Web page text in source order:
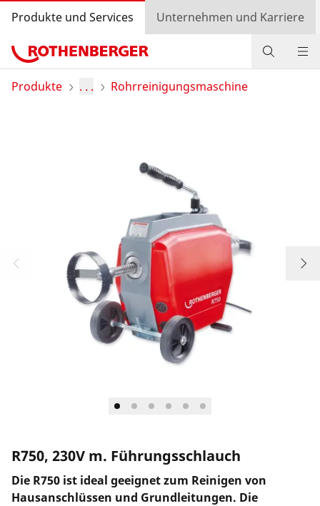
Produkte und Services Unternehmen und Karriere
Produkte
Einkaufswagen
Länderauswahl
Produkte . . . Rohrreinigungsmaschine
R750, 230V m. Führungsschlauch
Die R750 ist ideal geeignet zum Reinigen von
Hausanschlüssen und Grundleitungen. Die